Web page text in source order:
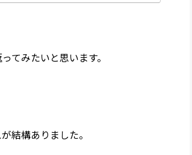
てみたいと思います。
結構ありました。